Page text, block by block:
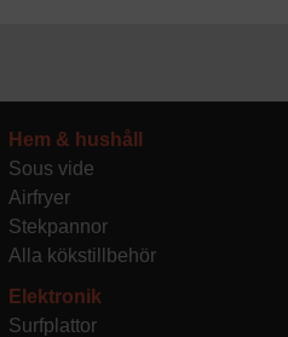
Hem & hushåll
Sous vide
Airfryer
Stekpannor
Alla kökstillbehör
Elektronik
Surfplattor